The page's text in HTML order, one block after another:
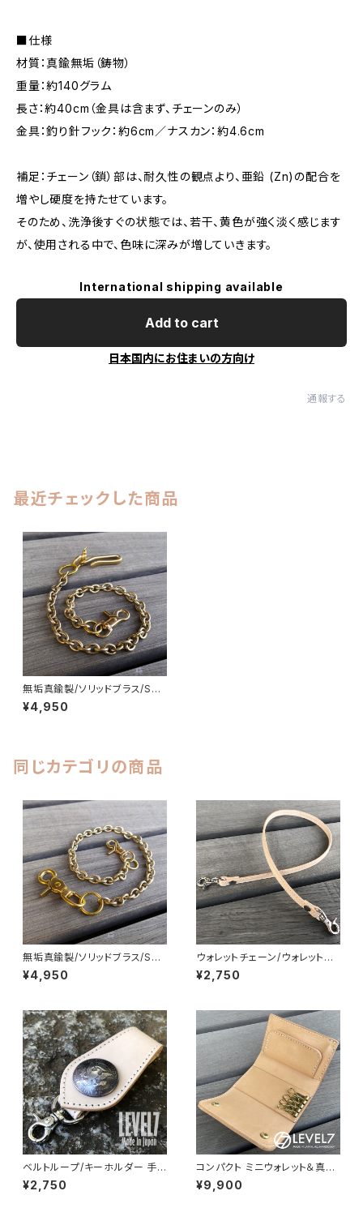
■仕様
材質：真鍮無垢（鋳物）
重量：約140グラム
長さ：約40cm（金具は含まず、チェーンのみ）
金具：釣り針フック：約6cm／ナスカン：約4.6cm
補足：チェーン（鎖）部は、耐久性の観点より、亜鉛 (Zn)の配合を
増やし硬度を持たせています。
そのため、洗浄後すぐの状態では、若干、黄色が強く淡く感じます
が、使用される中で、色味に深みが増していきます。
International shipping available
Add to cart
日本国内にお住まいの方向け
通報する
最近チェックした商品
無垢真鍮製/ソリッドブラス/SOL
ID BRASS（CH-BR2）ハンドメ
イド ウォレットチェーン ナスカン
¥4,950
同じカテゴリの商品
無垢真鍮製/ソリッドブラス/SOL
ID BRASS（CH-BR1）ハンドメ
イド ウォレットチェーン ナスカン
¥4,950
ウォレットチェーン/ウォレットロ
ープ 長さ50cmイタリアンレザ
ー 生成りのヌメ革使用 ナチュラ
¥2,750
ベルトループ/キーホルダー 手
縫い ナチュラル 生成りのヌメ革
イタリアンレザー リアルコンチョ
¥2,750
コンパクト ミニウォレット＆真鍮/
ブラス4連キーケース カード入
れ、小銭入れ、札入れの大容量
¥9,900